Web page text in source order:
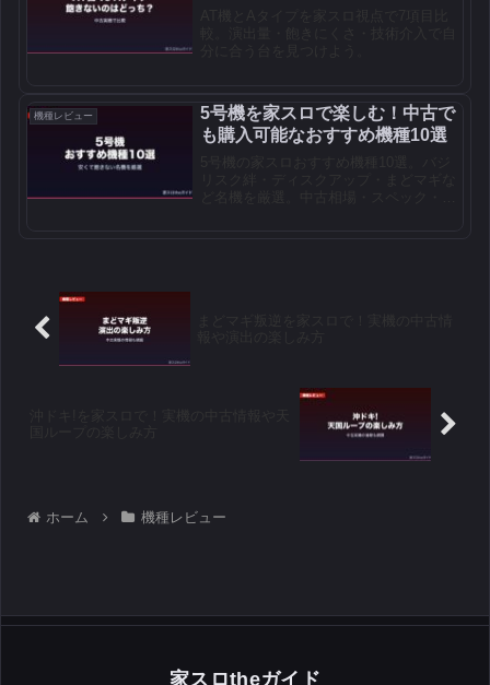
機種レビュー
5号機を家スロで楽しむ！中古で
も購入可能なおすすめ機種10選
ホーム 機種レビュー
家スロtheガイド